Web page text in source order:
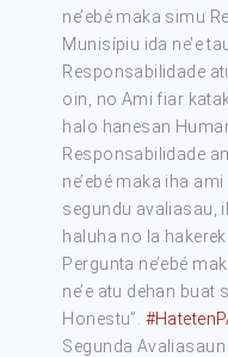
ne’ebé maka simu
Munisípiu ida ne’e
Responsabilidade
oin, no Ami fiar
halo hanesan
Responsabilidade
ne’ebé maka iha
segundu avaliasau,
haluha no la
Pergunta ne’ebé
ne’e atu dehan buat
Honestu”.
Segunda